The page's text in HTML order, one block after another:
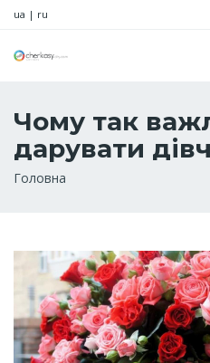
ua | ru
Чому так
дарувати
Рядок
Головна